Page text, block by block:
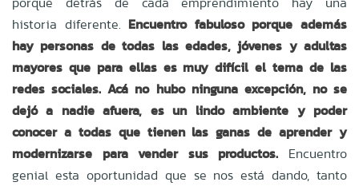
historia diferente. Encuentro fabuloso porque además
hay personas de todas las edades, jóvenes y adultas
mayores que para ellas es muy difícil el tema de las
redes sociales. Acá no hubo ninguna excepción, no se
dejó a nadie afuera, es un lindo ambiente y poder
conocer a todas que tienen las ganas de aprender y
modernizarse para vender sus productos. Encuentro
genial esta oportunidad que se nos está dando, tanto